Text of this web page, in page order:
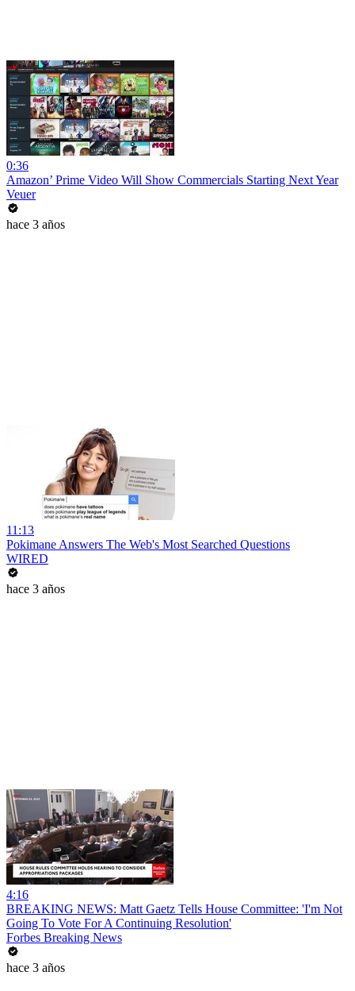
0:36
Amazon’ Prime Video Will Show Commercials Starting Next Year
Veuer
hace 3 años
11:13
Pokimane Answers The Web's Most Searched Questions
WIRED
hace 3 años
4:16
BREAKING NEWS: Matt Gaetz Tells House Committee: 'I'm Not
Going To Vote For A Continuing Resolution'
Forbes Breaking News
hace 3 años